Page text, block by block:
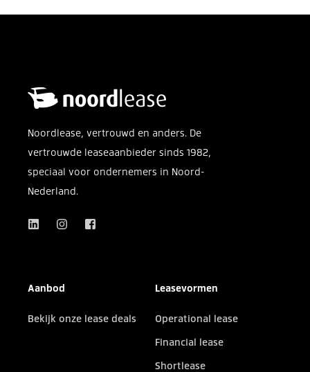
Noordlease, vertrouwd en anders. De
vertrouwde leaseaanbieder sinds 1982,
speciaal voor ondernemers in Noord-
Nederland.
Aanbod
Bekijk onze lease deals
Leasevormen
Operational lease
Financial lease
Shortlease